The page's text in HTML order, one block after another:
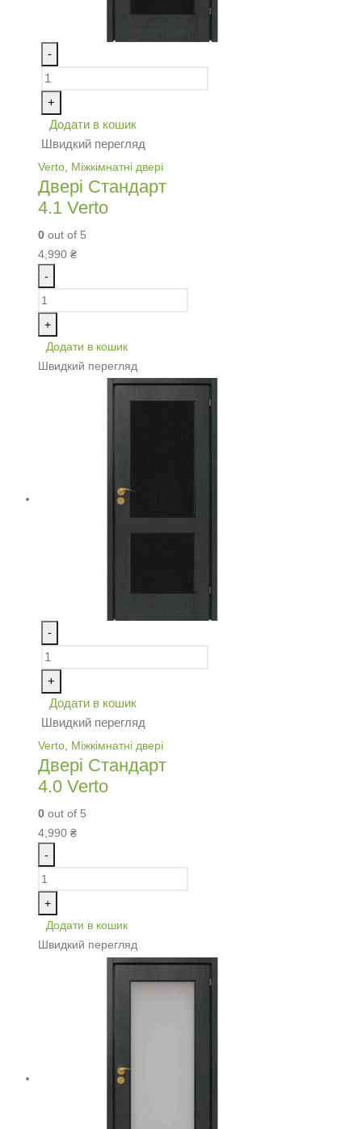
-
+
Додати в кошик
Швидкий перегляд
Verto Міжкімнатні двері
Двері Стандарт
4.1 Verto
0 out of 5
4,990 ₴
-
+
Додати в кошик
Швидкий перегляд
-
+
Додати в кошик
Швидкий перегляд
Verto Міжкімнатні двері
Двері Стандарт
4.0 Verto
0 out of 5
4,990 ₴
-
+
Додати в кошик
Швидкий перегляд